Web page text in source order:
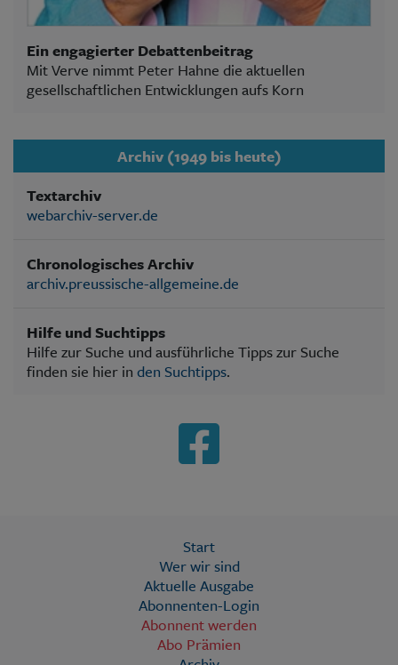
Ein engagierter Debattenbeitrag
Mit Verve nimmt Peter Hahne die aktuellen
gesellschaftlichen Entwicklungen aufs Korn
Archiv (1949 bis heute)
Textarchiv
webarchiv-server.de
Chronologisches Archiv
archiv.preussische-allgemeine.de
Hilfe und Suchtipps
Hilfe zur Suche und ausführliche Tipps zur Suche
finden sie hier in den Suchtipps.
Start
Wer wir sind
Aktuelle Ausgabe
Abonnenten-Login
Abonnent werden
Abo Prämien